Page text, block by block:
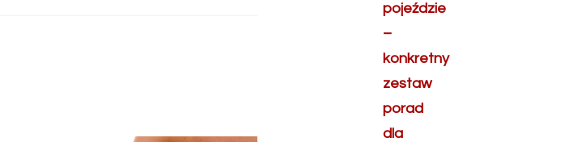
pojeździe
–
konkretny
zestaw
porad
dla